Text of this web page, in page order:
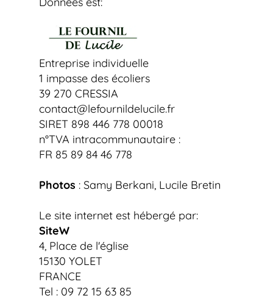
Entreprise individuelle
1 impasse des écoliers
39 270 CRESSIA
contact@lefournildelucile.fr
SIRET 898 446 778 00018
n°TVA intracommunautaire :
FR 85 89 84 46 778
Photos : Samy Berkani, Lucile Bretin
Le site internet est hébergé par:
SiteW
4, Place de l'église
15130 YOLET
FRANCE
Tel : 09 72 15 63 85